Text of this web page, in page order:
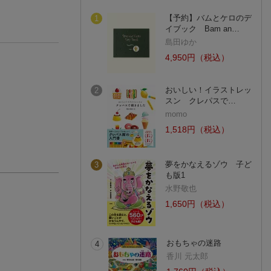
1
【予約】バムとケロのデ
イブック Bam an…
島田ゆか
4,950円（税込）
2
おいしい！イラストレッ
スン クレパスで…
momo
1,518円（税込）
3
夢をかなえるゾウ 子ど
も版1
水野敬也
1,650円（税込）
4
おもちゃの迷路
香川 元太郎